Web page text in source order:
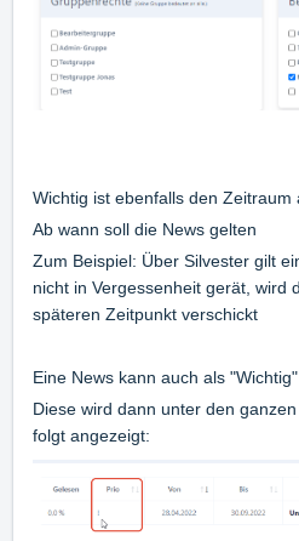
Wichtig ist ebenfalls den Zeitraum
Ab wann soll die News gelten
Zum Beispiel: Über Silvester gilt
nicht in Vergessenheit gerät, wird
späteren Zeitpunkt verschickt
Eine News kann auch als
Diese wird dann unter den
folgt angezeigt: